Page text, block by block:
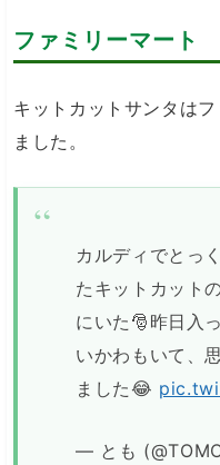
ファミリーマート
キットカットサンタは
ました。
カルディでとっ
たキットカット
にいた🎅昨日入
いかわもいて、
ました😂
— とも